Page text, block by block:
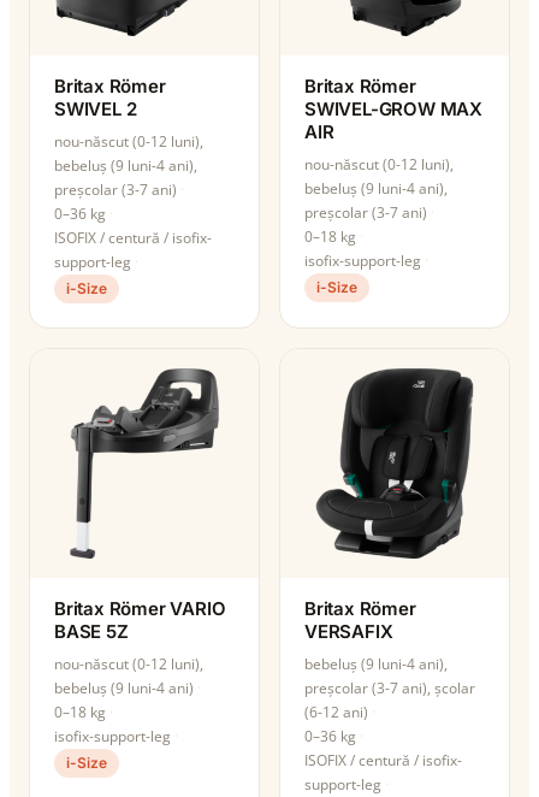
Britax Römer
SWIVEL 2
nou-născut (0-12 luni),
bebeluș (9 luni-4 ani),
preșcolar (3-7 ani)
0–36 kg
ISOFIX / centură / isofix-
support-leg
i-Size
Britax Römer
SWIVEL-GROW MAX
AIR
nou-născut (0-12 luni),
bebeluș (9 luni-4 ani),
preșcolar (3-7 ani)
0–18 kg
isofix-support-leg
i-Size
Britax Römer VARIO
BASE 5Z
nou-născut (0-12 luni),
bebeluș (9 luni-4 ani)
0–18 kg
isofix-support-leg
i-Size
Britax Römer
VERSAFIX
bebeluș (9 luni-4 ani),
preșcolar (3-7 ani), școlar
(6-12 ani)
0–36 kg
ISOFIX / centură / isofix-
support-leg